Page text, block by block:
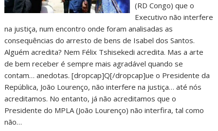
(RD Congo) que o
Executivo não interfere
na justiça, num encontro onde foram analisadas as
consequências do arresto de bens de Isabel dos Santos.
Alguém acredita? Nem Félix Tshisekedi acredita. Mas a arte
de bem receber é sempre mais agradável quando se
contam… anedotas. [dropcap]Q[/dropcap]ue o Presidente da
República, João Lourenço, não interfere na justiça… até nós
acreditamos. No entanto, já não acreditamos que o
Presidente do MPLA (João Lourenço) não interfira, tal como
não…